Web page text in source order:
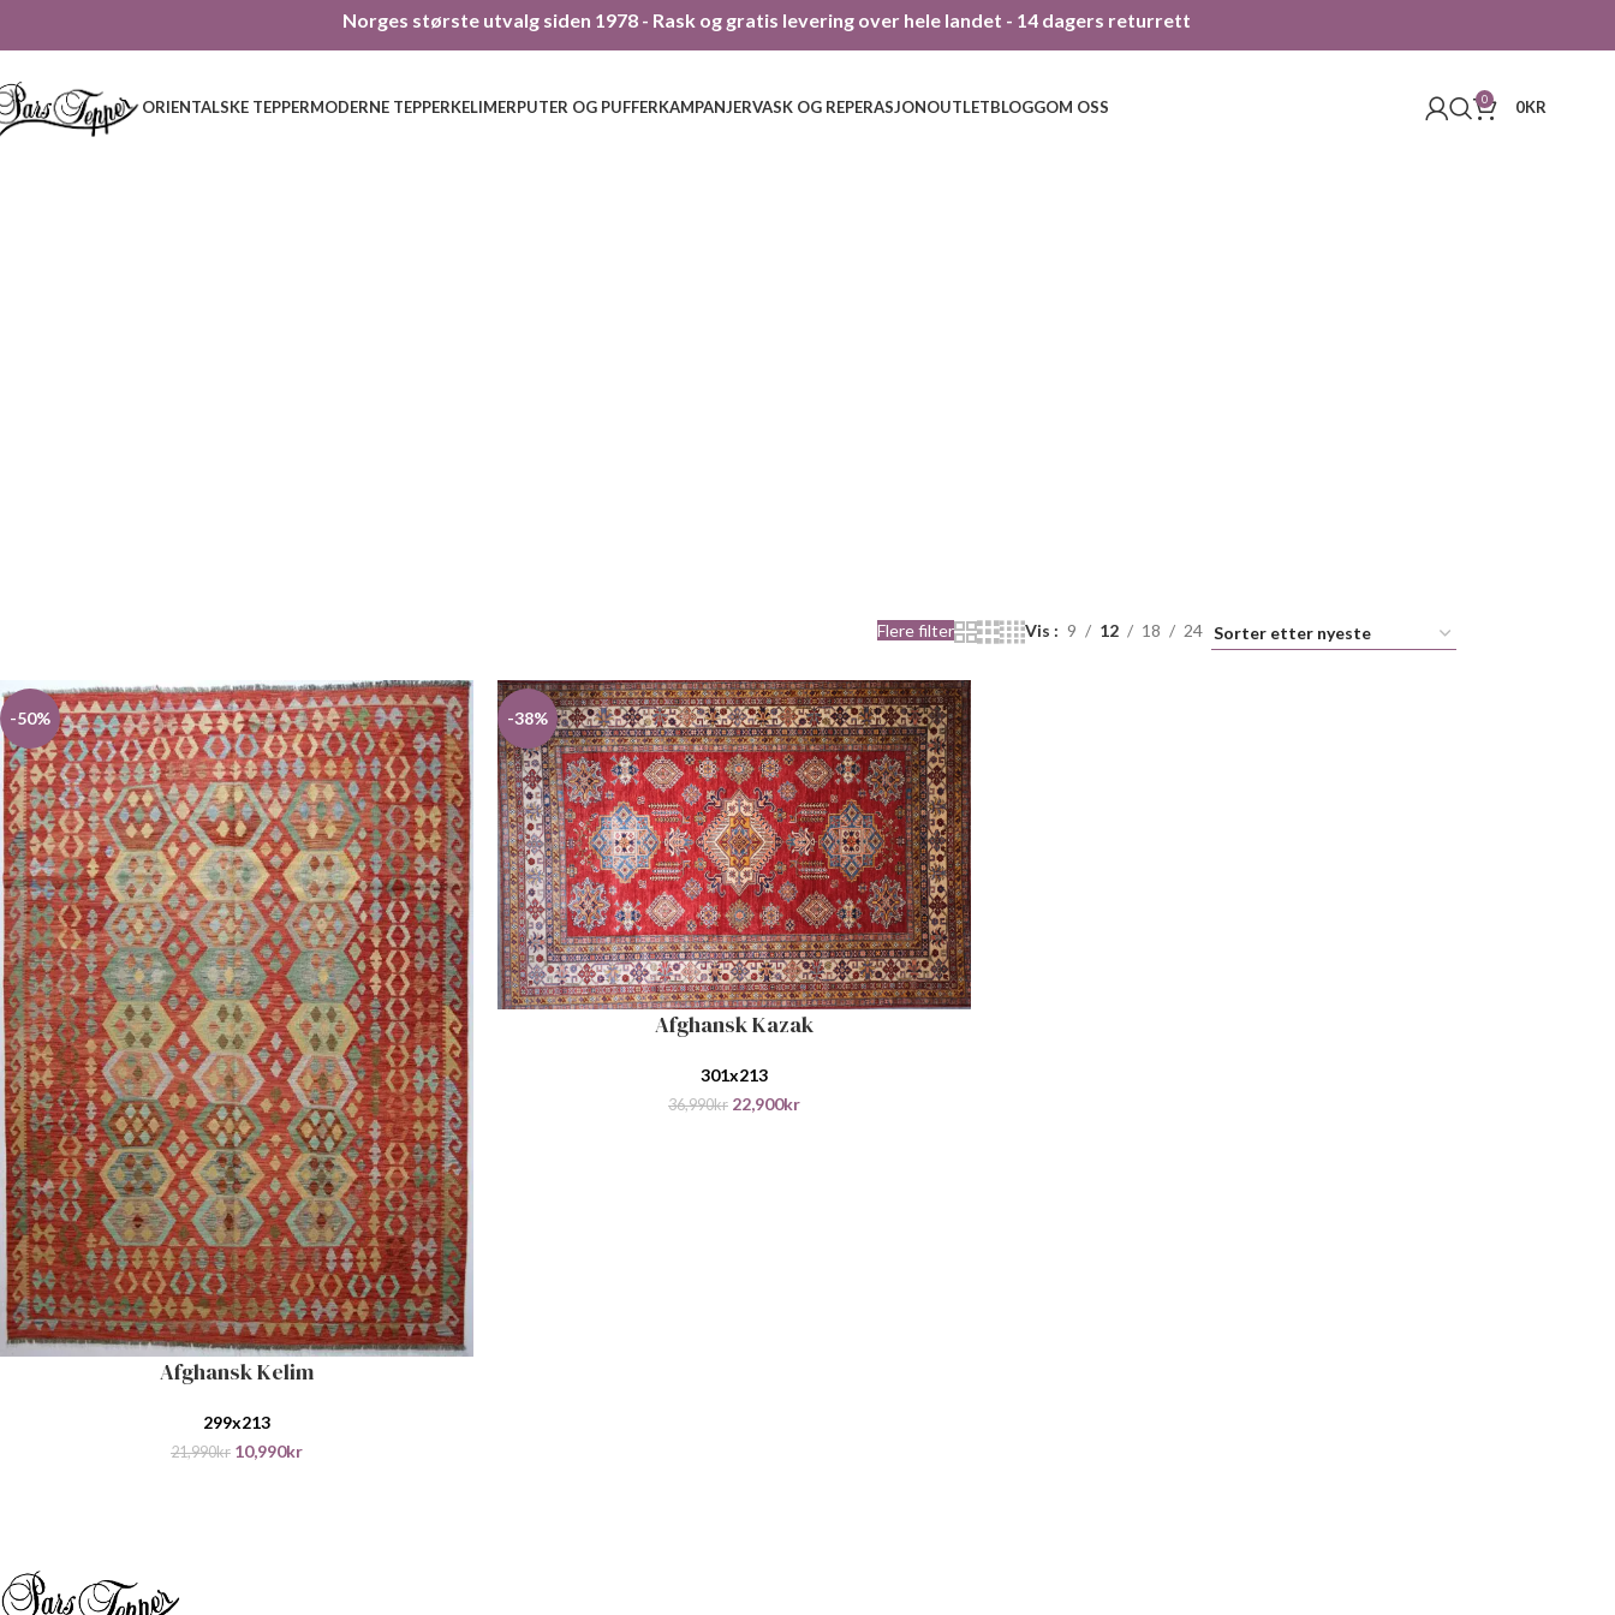
Norges største utvalg siden 1978 - Rask og gratis levering over hele landet - 14 dagers returrett
ORIENTALSKE TEPPERMODERNE TEPPERKELIMERPUTER OG PUFFERKAMPANJERVASK OG REPERASJONOUTLETBLOGGOM OSS 0 0KR
Flere filter Vis 9 12 18 24
-50%
Afghansk Kelim
299x213
21,990kr 10,990kr
-38%
Afghansk Kazak
301x213
36,990kr 22,900kr